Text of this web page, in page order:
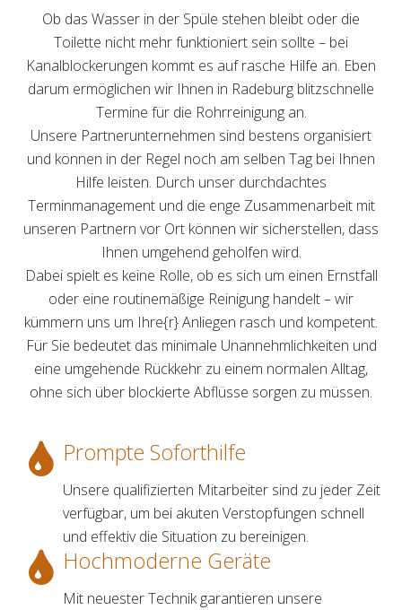
Ob das Wasser in der Spüle stehen bleibt oder die
Toilette nicht mehr funktioniert sein sollte – bei
Kanalblockerungen kommt es auf rasche Hilfe an. Eben
darum ermöglichen wir Ihnen in Radeburg blitzschnelle
Termine für die Rohrreinigung an.
Unsere Partnerunternehmen sind bestens organisiert
und können in der Regel noch am selben Tag bei Ihnen
Hilfe leisten. Durch unser durchdachtes
Terminmanagement und die enge Zusammenarbeit mit
unseren Partnern vor Ort können wir sicherstellen, dass
Ihnen umgehend geholfen wird.
Dabei spielt es keine Rolle, ob es sich um einen Ernstfall
oder eine routinemäßige Reinigung handelt – wir
kümmern uns um Ihre{r} Anliegen rasch und kompetent.
Für Sie bedeutet das minimale Unannehmlichkeiten und
eine umgehende Rückkehr zu einem normalen Alltag,
ohne sich über blockierte Abflüsse sorgen zu müssen.
Prompte Soforthilfe
Unsere qualifizierten Mitarbeiter sind zu jeder Zeit
verfügbar, um bei akuten Verstopfungen schnell
und effektiv die Situation zu bereinigen.
Hochmoderne Geräte
Mit neuester Technik garantieren unsere